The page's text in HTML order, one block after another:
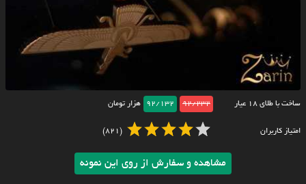
ساخت با طلای ۱۸ عیار 92/232
92/132 هزار تومان
امتیاز کاربران (821)
مشاهده و سفارش از روی این نمونه